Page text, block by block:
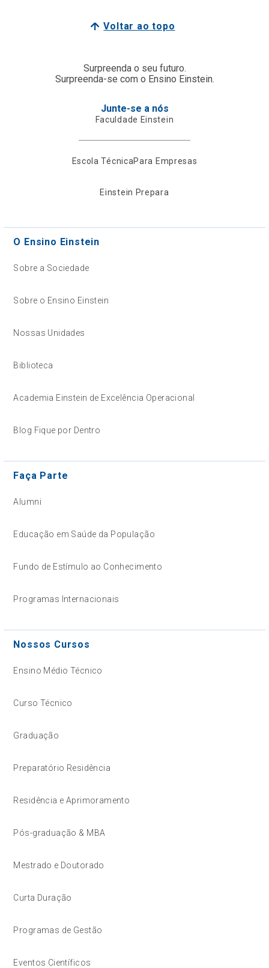
Voltar ao topo
Surpreenda o seu futuro.
Surpreenda-se com o Ensino Einstein.
Junte-se a nós
Faculdade Einstein
Escola TécnicaPara Empresas
Einstein Prepara
O Ensino Einstein
Sobre a Sociedade
Sobre o Ensino Einstein
Nossas Unidades
Biblioteca
Academia Einstein de Excelência Operacional
Blog Fique por Dentro
Faça Parte
Alumni
Educação em Saúde da População
Fundo de Estímulo ao Conhecimento
Programas Internacionais
Nossos Cursos
Ensino Médio Técnico
Curso Técnico
Graduação
Preparatório Residência
Residência e Aprimoramento
Pós-graduação & MBA
Mestrado e Doutorado
Curta Duração
Programas de Gestão
Eventos Científicos